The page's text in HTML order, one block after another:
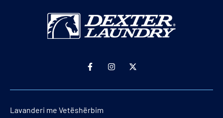
Lavanderi me Vetëshërbim